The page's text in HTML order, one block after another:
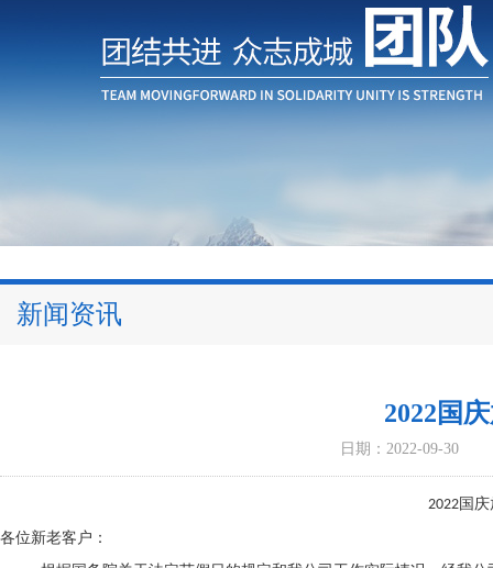
新闻资讯
2022国
日期：2022-09-30
2022 国
各位新老客户：